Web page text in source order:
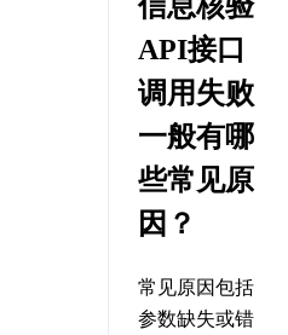
API接口
调用失败
一般有哪
些常见原
因？
常见原因包括
参数缺失或错